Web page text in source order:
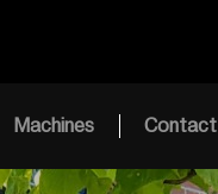
Machines Contact